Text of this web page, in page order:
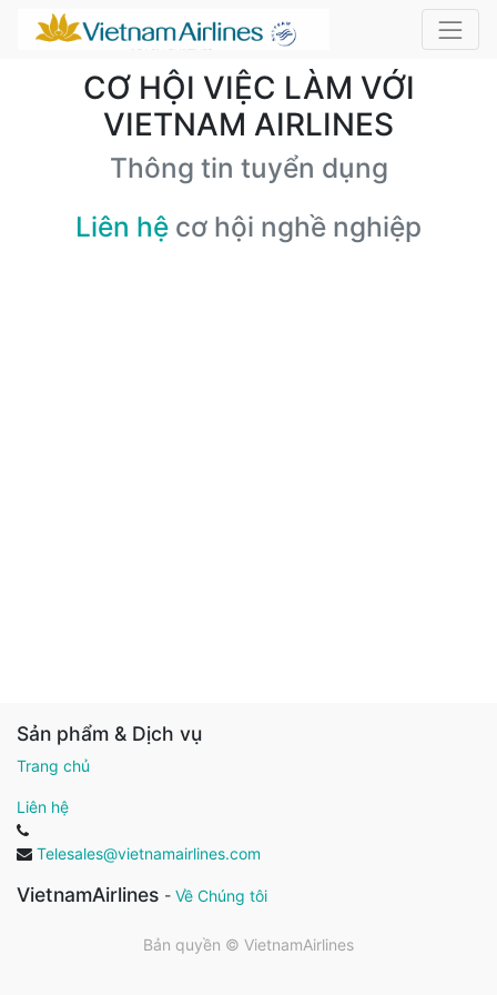
CƠ HỘI VIỆC LÀM VỚI
VIETNAM AIRLINES
Thông tin tuyển dụng
Liên hệ cơ hội nghề nghiệp
Sản phẩm & Dịch vụ
Trang chủ
Liên hệ
Telesales@vietnamairlines.com
VietnamAirlines - Về Chúng tôi
Bản quyền © VietnamAirlines